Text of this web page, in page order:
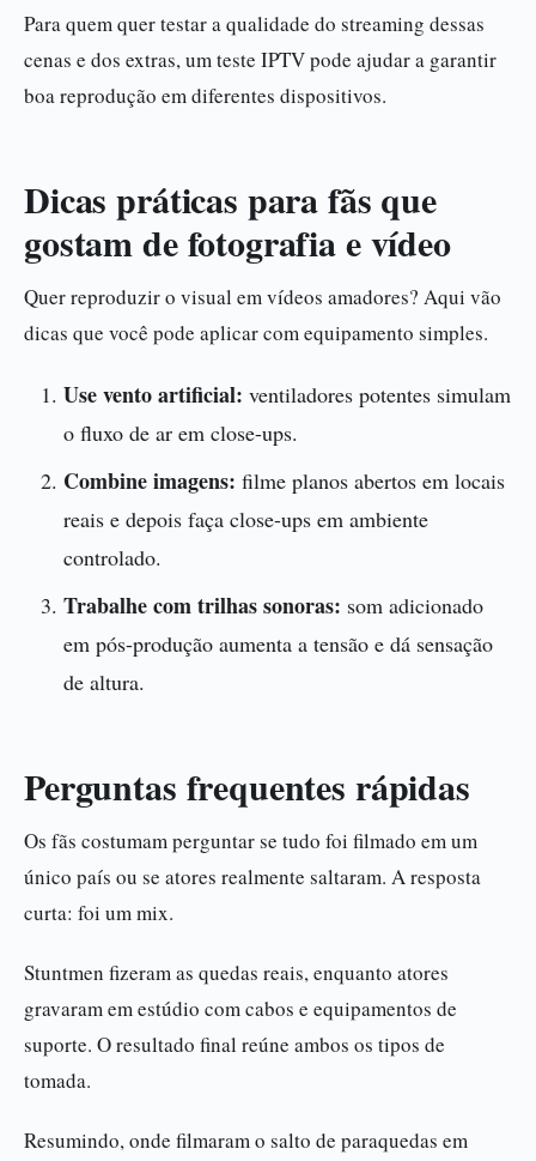
Para quem quer testar a qualidade do streaming dessas
cenas e dos extras, um teste IPTV pode ajudar a garantir
boa reprodução em diferentes dispositivos.
Dicas práticas para fãs que
gostam de fotografia e vídeo
Quer reproduzir o visual em vídeos amadores? Aqui vão
dicas que você pode aplicar com equipamento simples.
Use vento artificial: ventiladores potentes simulam
o fluxo de ar em close-ups.
Combine imagens: filme planos abertos em locais
reais e depois faça close-ups em ambiente
controlado.
Trabalhe com trilhas sonoras: som adicionado
em pós-produção aumenta a tensão e dá sensação
de altura.
Perguntas frequentes rápidas
Os fãs costumam perguntar se tudo foi filmado em um
único país ou se atores realmente saltaram. A resposta
curta: foi um mix.
Stuntmen fizeram as quedas reais, enquanto atores
gravaram em estúdio com cabos e equipamentos de
suporte. O resultado final reúne ambos os tipos de
tomada.
Resumindo, onde filmaram o salto de paraquedas em